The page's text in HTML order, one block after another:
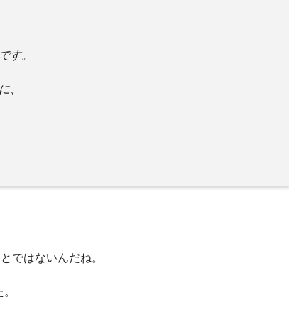
す。
、
ではないんだね。